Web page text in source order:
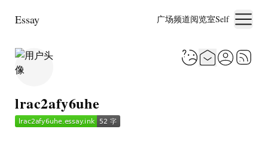
Essay 广场频道阅览室Self
lrac2afy6uhe